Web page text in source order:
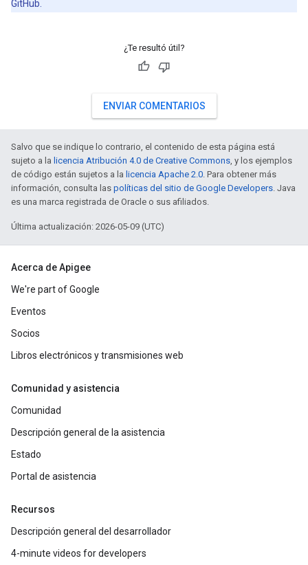
GitHub.
¿Te resultó útil?
ENVIAR COMENTARIOS
Salvo que se indique lo contrario, el contenido de esta página está
sujeto a la licencia Atribución 4.0 de Creative Commons, y los ejemplos
de código están sujetos a la licencia Apache 2.0. Para obtener más
información, consulta las políticas del sitio de Google Developers. Java
es una marca registrada de Oracle o sus afiliados.
Última actualización: 2026-05-09 (UTC)
Acerca de Apigee
We're part of Google
Eventos
Socios
Libros electrónicos y transmisiones web
Comunidad y asistencia
Comunidad
Descripción general de la asistencia
Estado
Portal de asistencia
Recursos
Descripción general del desarrollador
4-minute videos for developers